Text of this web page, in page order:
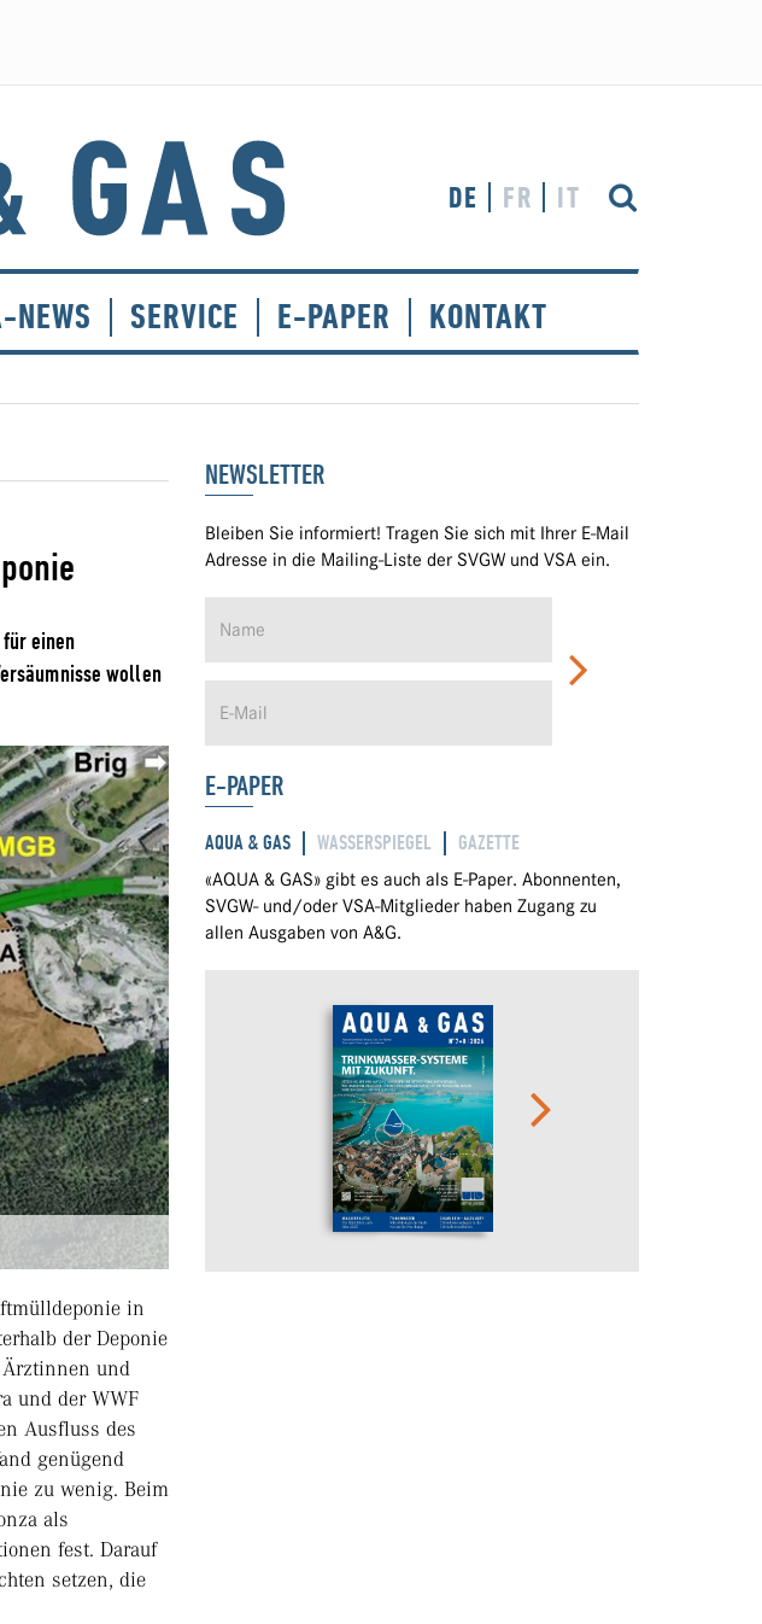
DE FR IT
NEWS SERVICE E-PAPER KONTAKT
einen
wollen
in
der Deponie
Ärztinnen und
und der WWF
Ausfluss des
genügend
zu wenig. Beim
als
fest. Darauf
setzen, die
NEWSLETTER
Bleiben Sie informiert! Tragen Sie sich mit Ihrer E-Mail
Adresse in die Mailing-Liste der SVGW und VSA ein.
E-PAPER
AQUA & GAS WASSERSPIEGEL GAZETTE
«AQUA & GAS» gibt es auch als E-Paper. Abonnenten,
SVGW- und/oder VSA-Mitglieder haben Zugang zu
allen Ausgaben von A&G.